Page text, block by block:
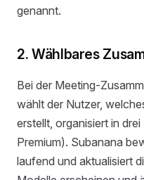
genannt.
2. Wählbares
Bei der Meeting-
wählt der Nutzer,
erstellt, organisiert in
Premium). Subanana
laufend und aktualisiert